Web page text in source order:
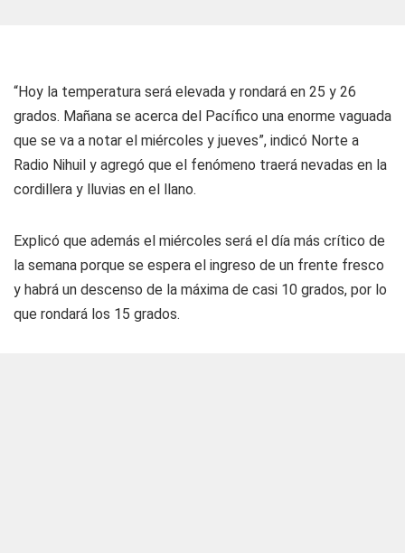
“Hoy la temperatura será elevada y rondará en 25 y 26
grados. Mañana se acerca del Pacífico una enorme vaguada
que se va a notar el miércoles y jueves”, indicó Norte a
Radio Nihuil y agregó que el fenómeno traerá nevadas en la
cordillera y lluvias en el llano.
Explicó que además el miércoles será el día más crítico de
la semana porque se espera el ingreso de un frente fresco
y habrá un descenso de la máxima de casi 10 grados, por lo
que rondará los 15 grados.